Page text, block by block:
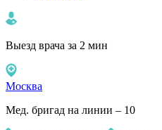
Выезд врача за 2 мин
Москва
Мед. бригад на линии – 10